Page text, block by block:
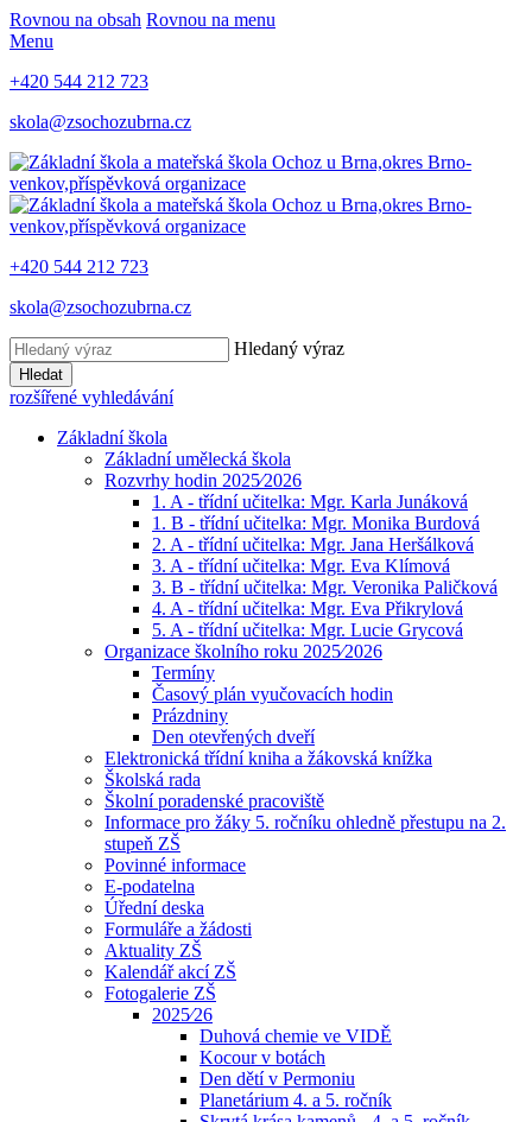
Rovnou na obsah Rovnou na menu
Menu
+420 544 212 723
skola@zsochozubrna.cz
+420 544 212 723
skola@zsochozubrna.cz
Hledaný výraz
Hledat
rozšířené vyhledávání
Základní škola
Základní umělecká škola
Rozvrhy hodin 2025⁄2026
1. A - třídní učitelka: Mgr. Karla Junáková
1. B - třídní učitelka: Mgr. Monika Burdová
2. A - třídní učitelka: Mgr. Jana Heršálková
3. A - třídní učitelka: Mgr. Eva Klímová
3. B - třídní učitelka: Mgr. Veronika Paličková
4. A - třídní učitelka: Mgr. Eva Přikrylová
5. A - třídní učitelka: Mgr. Lucie Grycová
Organizace školního roku 2025⁄2026
Termíny
Časový plán vyučovacích hodin
Prázdniny
Den otevřených dveří
Elektronická třídní kniha a žákovská knížka
Školská rada
Školní poradenské pracoviště
Informace pro žáky 5. ročníku ohledně přestupu na 2.
stupeň ZŠ
Povinné informace
E-podatelna
Úřední deska
Formuláře a žádosti
Aktuality ZŠ
Kalendář akcí ZŠ
Fotogalerie ZŠ
2025⁄26
Duhová chemie ve VIDĚ
Kocour v botách
Den dětí v Permoniu
Planetárium 4. a 5. ročník